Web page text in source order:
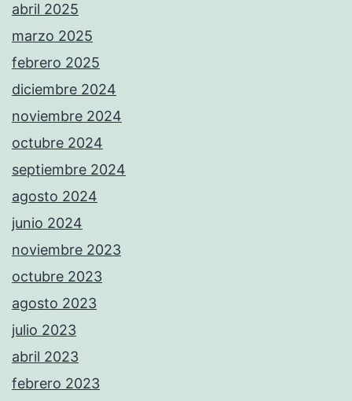
abril 2025
marzo 2025
febrero 2025
diciembre 2024
noviembre 2024
octubre 2024
septiembre 2024
agosto 2024
junio 2024
noviembre 2023
octubre 2023
agosto 2023
julio 2023
abril 2023
febrero 2023